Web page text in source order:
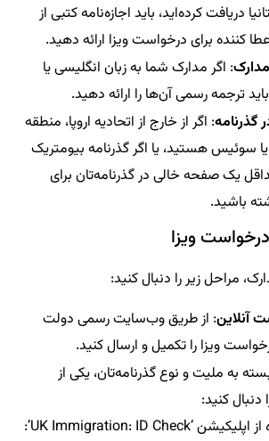
دریافت کرده‌اید، باید اجازه‌نامه کتبی از
کننده برای درخواست ویزا ارائه دهید.
: اگر مدارک شما به زبان انگلیسی یا
ترجمه رسمی آن‌ها را ارائه دهید.
گذرنامه: اگر از خارج از اتحادیه اروپا، منطقه
یا سوئیس هستید، یا اگر گذرنامه بیومتریک
یک صفحه خالی در گذرنامه‌تان برای
باشید.
مراحل زیر را دنبال کنید:
آنلاین: از طریق وب‌سایت رسمی دولت
ویزا را تکمیل و ارسال کنید.
به ملیت و نوع گذرنامه‌تان، یکی از
کنید:
استفاده از اپلیکیشن ‘UK Immigration: ID Check’: